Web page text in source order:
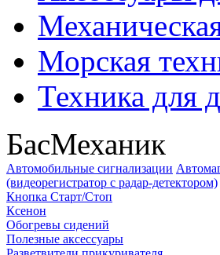
Морская
Техника для
БасМеханик
Автомобильные сигнализации
(видеорегистратор с радар-детектором)
Кнопка Старт/Стоп
Ксенон
Обогревы сидений
Полезные аксессуары